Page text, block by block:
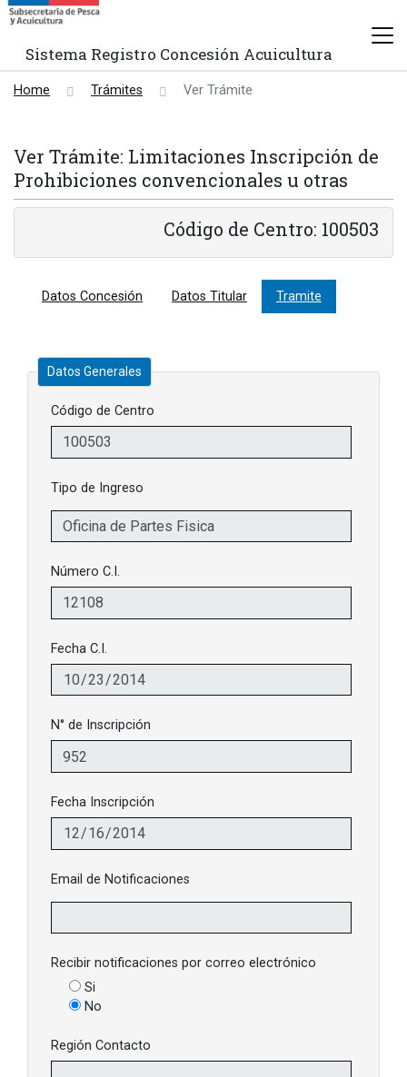
Sistema Registro Concesión Acuicultura
Home Trámites Ver Trámite
Ver Trámite: Limitaciones Inscripción de
Prohibiciones convencionales u otras
Código de Centro: 100503
Datos Concesión Datos Titular Tramite
Datos Generales
Código de Centro
Tipo de Ingreso
Número C.I.
Fecha C.I.
N° de Inscripción
Fecha Inscripción
Email de Notificaciones
Recibir notificaciones por correo electrónico
Si
No
Región Contacto